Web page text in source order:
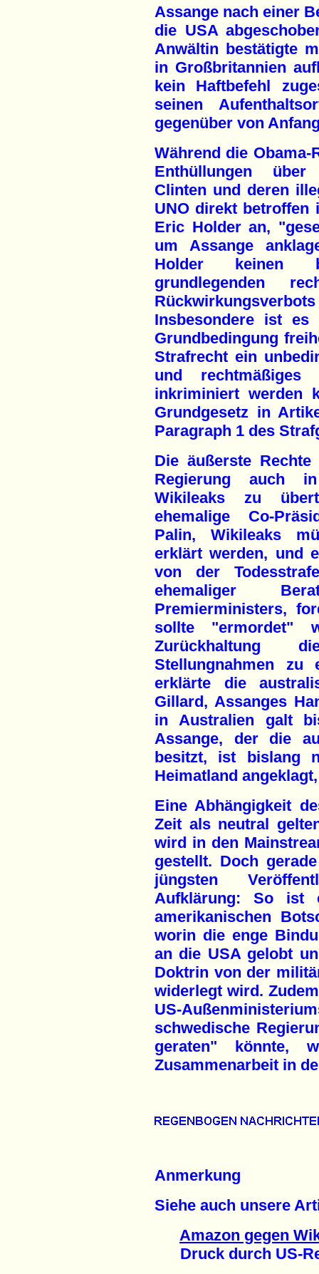
Assange nach einer
die USA
Anwältin bestätigte
in Großbritannien
kein Haftbefehl
seinen
gegenüber von
Während die
Enthüllungen über
Clinten und deren
UNO direkt betroffen
Eric Holder an,
um Assange
Holder keinen
grundlegenden
Insbesondere ist es
Grundbedingung
Strafrecht ein
und rechtmäßiges
inkriminiert werden
Grundgesetz in
Paragraph 1 des
Die äußerste
Regierung auch
Wikileaks zu
ehemalige Co-
Palin, Wikileaks
erklärt werden, und
von der
ehemaliger
Premierministers,
sollte "ermordet"
Zurückhaltung
Stellungnahmen zu
erklärte die
Gillard, Assanges
in Australien galt
Assange, der die
besitzt, ist bislang
Heimatland
Eine Abhängigkeit
Zeit als neutral
wird in den
gestellt. Doch
jüngsten
Aufklärung: So ist
amerikanischen
worin die enge
an die USA gelobt
Doktrin von der
widerlegt wird.
US-
schwedische
geraten" könnte,
Zusammenarbeit in
Anmerkung
Siehe auch unsere
Amazon gegen
Druck durch US-